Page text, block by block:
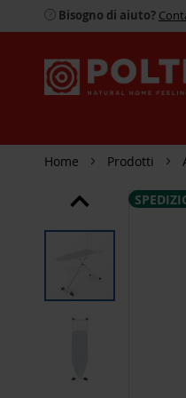
Bisogno di aiuto?
Home Prodotti
SKIP
THE
IMAGES
GALLERY